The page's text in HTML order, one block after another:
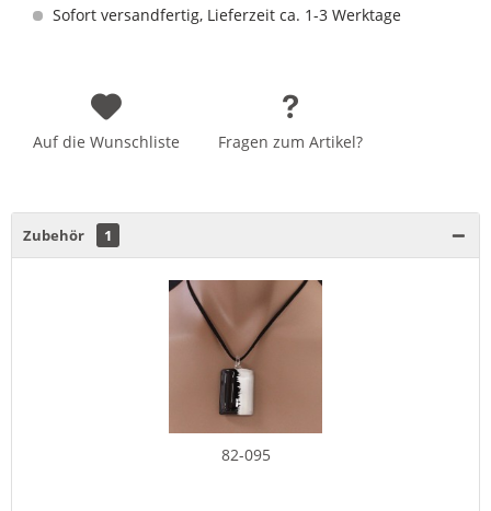
Sofort versandfertig, Lieferzeit ca. 1-3 Werktage
Auf die Wunschliste Fragen zum Artikel?
Zubehör 1
82-095